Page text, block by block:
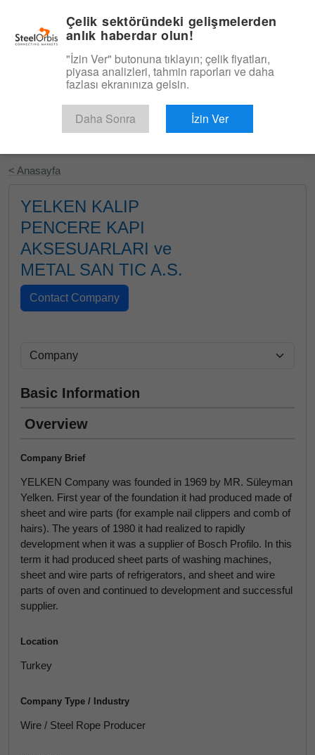
Ücretsiz Deneyin
< Anasayfa
YELKEN KALIP
PENCERE KAPI
AKSESUARLARI ve
METAL SAN TIC A.S.
Basic Information
Overview
Company Brief
YELKEN Company was founded in 1969 by MR. Süleyman
Yelken. First year of the foundation it had produced made of
sheet and wire parts (for example nail clippers and comb of
hairs). The years of 1980 it had realized to rapidly
development when it was a supplier of Bosch Profilo. In this
term it had produced sheet parts of washing machines,
sheet and wire parts of refrigerators, and sheet and wire
parts of oven and continued to development and successful
supplier.
Location
Turkey
Company Type / Industry
Wire / Steel Rope Producer
Çelik sektöründeki gelişmelerden
anlık haberdar olun!
"İzin Ver" butonuna tıklayın; çelik fiyatları,
piyasa analizleri, tahmin raporları ve daha
fazlası ekranınıza gelsin.
Daha Sonra İzin Ver